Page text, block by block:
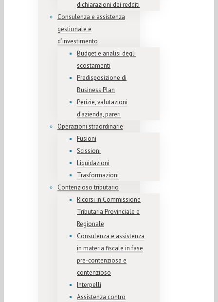
dichiarazioni dei redditi
Consulenza e assistenza
gestionale e
d’investimento
Budget e analisi degli
scostamenti
Predisposizione di
Business Plan
Perizie, valutazioni
d’azienda, pareri
Operazioni straordinarie
Fusioni
Scissioni
Liquidazioni
Trasformazioni
Contenzioso tributario
Ricorsi in Commissione
Tributaria Provinciale e
Regionale
Consulenza e assistenza
in materia fiscale in fase
pre-contenziosa e
contenzioso
Interpelli
Assistenza contro